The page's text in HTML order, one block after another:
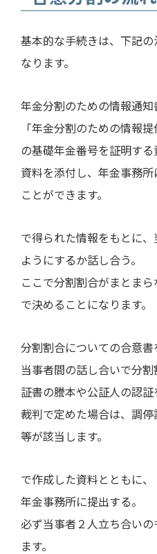
基本的な手続きは、下記
なります。
年金分割のための情報通知
「年金分割のための情報
の基礎年金番号を証明す
資料を添付し、年金事務
ことができます。
で得られた情報をもとに
ようにするか話し合う。
ここで分割割合がまとま
で決めることになります。
分割割合についての合意書
当事者間の話し合いで分
証書の謄本や公証人の認
裁判で定めた場合は、調
等が該当します。
で作成した資料とともに
年金事務所に提出する。
必ず当事者２人立ち合い
ます。